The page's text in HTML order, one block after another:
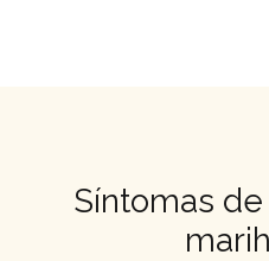
Síntomas